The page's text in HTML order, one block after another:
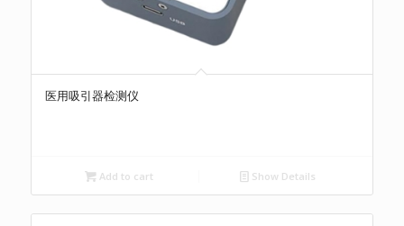
医用吸引器检测仪
Add to cart Show Details